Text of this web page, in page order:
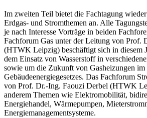
Im zweiten Teil bietet die Fachtagung
Erdgas- und Stromthemen an. Alle
je nach Interesse Vorträge in beiden
Fachforum Gas unter der Leitung von Prof.
(HTWK Leipzig) beschäftigt sich in diesem
dem Einsatz von Wasserstoff in
sowie um die Zukunft von Gasheizungen im
Gebäudeenergiegesetzes. Das Fachforum
von Prof. Dr.-Ing. Faouzi Derbel (HTWK
anderem Themen wie Elektromobilität,
Energiehandel, Wärmepumpen,
Energiemanagementsysteme.